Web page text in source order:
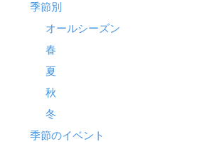
季節別
オールシーズン
春
夏
秋
冬
季節のイベント